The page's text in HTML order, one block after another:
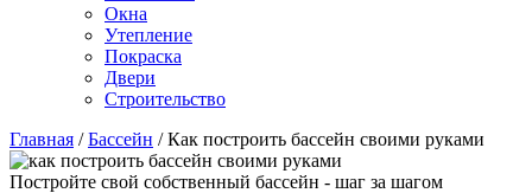
Окна
Утепление
Покраска
Двери
Строительство
Главная / Бассейн / Как построить бассейн своими руками
Постройте свой собственный бассейн - шаг за шагом